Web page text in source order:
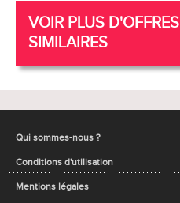
VOIR PLUS D'OFFRES
SIMILAIRES
Qui sommes-nous ?
Conditions d'utilisation
Mentions légales